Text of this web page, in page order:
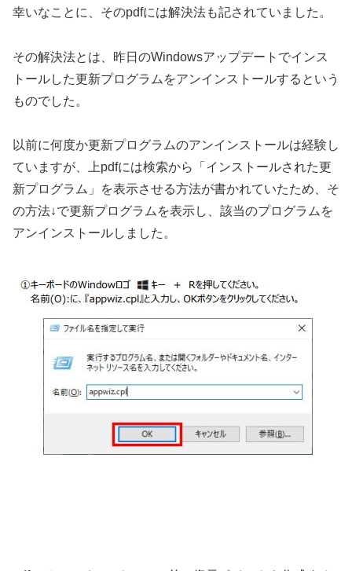
幸いなことに、そのpdfには解決法も記されていました。
その解決法とは、昨日のWindowsアップデートでインス
トールした更新プログラムをアンインストールするという
ものでした。
以前に何度か更新プログラムのアンインストールは経験し
ていますが、上pdfには検索から「インストールされた更
新プログラム」を表示させる方法が書かれていたため、そ
の方法↓で更新プログラムを表示し、該当のプログラムを
アンインストールしました。